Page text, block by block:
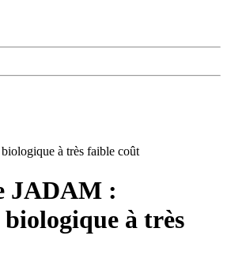
JADAM :
à très